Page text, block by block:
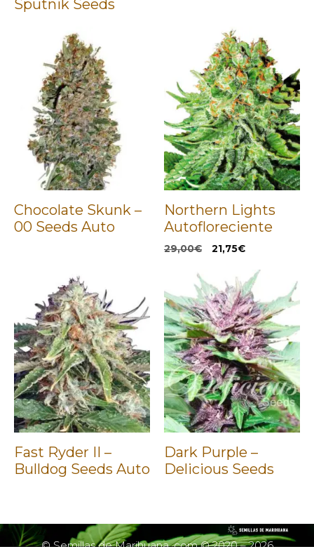
Sputnik Seeds
Chocolate Skunk –
00 Seeds Auto
Northern Lights
Autofloreciente
29,00€
El
original
era:
29,00€.
21,75€El
actual
es:
21,75€.
Fast Ryder II –
Bulldog Seeds Auto
Dark Purple –
Delicious Seeds